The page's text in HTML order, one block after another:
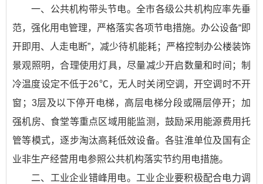
一、公共机构带头节电。全市各级公共机构应率先垂
范，强化用电管理，严格落实各项节电措施。办公设备“即
开即用、人走电断”，减少待机能耗；严格控制办公楼装饰
景观照明，合理使用灯具，尽量减少开启数量和时间；制
冷温度设定不低于26℃，无人时关闭空调，开空调时不开
窗；3层及以下停开电梯，高层电梯分段或隔层停开；加
强机房、食堂等重点区域用能监测，鼓励采用能源费用托
管等模式，逐步淘汰高耗低效设备。各驻淮单位及国有企
业非生产经营用电参照公共机构落实节约用电措施。
二、工业企业错峰用电。工业企业要积极配合电力调